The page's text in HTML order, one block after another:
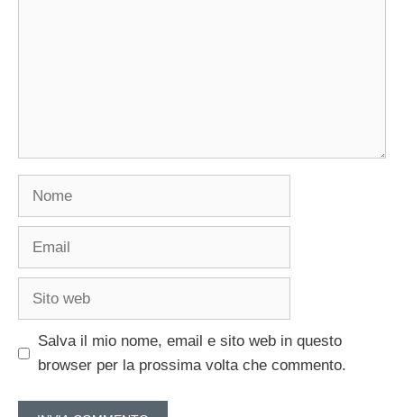
Nome
Email
Sito
Salva il mio nome, email e sito web in questo
browser per la prossima volta che commento.